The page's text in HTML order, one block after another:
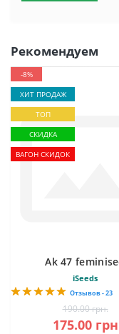
Рекомендуем
-8%
ХИТ ПРОДАЖ
ТОП
СКИДКА
ВАГОН СКИДОК
Ak 47
iSeeds
Отзывов - 23
190.00 грн.
175.00